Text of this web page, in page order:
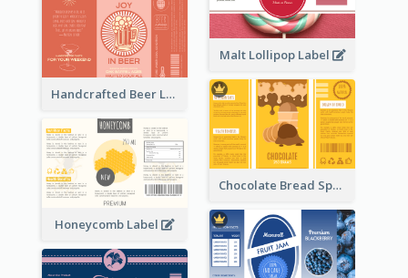
Malt Lollipop Label
Handcrafted Beer Label
Chocolate Bread Spread Label
Honeycomb Label